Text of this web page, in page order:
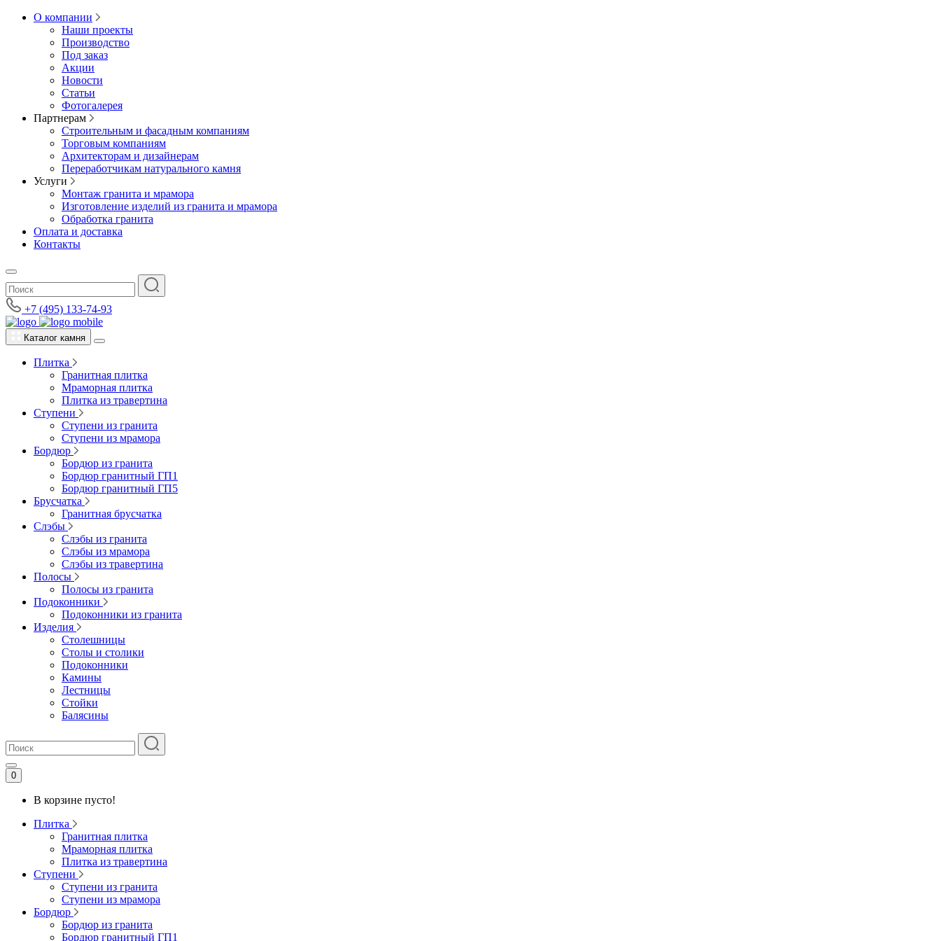
О компании
Наши проекты
Производство
Под заказ
Акции
Новости
Статьи
Фотогалерея
Партнерам
Строительным и фасадным компаниям
Торговым компаниям
Архитекторам и дизайнерам
Переработчикам натурального камня
Услуги
Монтаж гранита и мрамора
Изготовление изделий из гранита и мрамора
Обработка гранита
Оплата и доставка
Контакты
+7 (495) 133-74-93
Каталог камня
Плитка
Гранитная плитка
Мраморная плитка
Плитка из травертина
Ступени
Ступени из гранита
Ступени из мрамора
Бордюр
Бордюр из гранита
Бордюр гранитный ГП1
Бордюр гранитный ГП5
Брусчатка
Гранитная брусчатка
Слэбы
Слэбы из гранита
Слэбы из мрамора
Слэбы из травертина
Полосы
Полосы из гранита
Подоконники
Подоконники из гранита
Изделия
Столешницы
Столы и столики
Подоконники
Камины
Лестницы
Стойки
Балясины
0
В корзине пусто!
Плитка
Гранитная плитка
Мраморная плитка
Плитка из травертина
Ступени
Ступени из гранита
Ступени из мрамора
Бордюр
Бордюр из гранита
Бордюр гранитный ГП1